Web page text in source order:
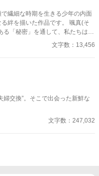
繊細な時期を生きる少年の内面
描いた作品です。 颯真(そ
る「秘密」を通して、私たちは成
い戸惑い、罪悪感、そしてそれ
語は、現在の颯真
彼がかつて母親の下着に対して
に伴う一連の行為です。それは
の断片であり、深い恥ずかしさ
ろ、その行為に「気づいていた
問いにこそあります。そこに
文字数：13,456
婦交換”。そこで出会った新鮮な
文字数：247,032